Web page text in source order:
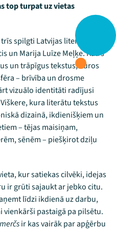
2026
top turpat uz vietas
spilgti Latvijas literāti:
un Marija Luīze Meļķe. Katrs
un trāpīgus tekstus, kuros
– brīvība un drosme
vizuālo identitāti radījusi
kura literātu tekstus
dizainā, ikdienišķiem un
– tējas maisiņam,
sēnēm – piešķirot dziļu
kur satiekas cilvēki, idejas
ir grūti sajaukt ar jebko citu.
līdzi ikdienā uz darbu,
pastaigā pa pilsētu.
merčsir kas vairāk par apģērbu